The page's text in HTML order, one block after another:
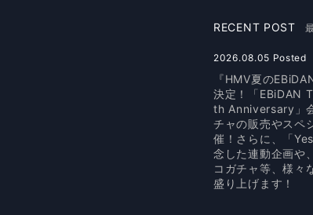
RECENT POST
2026.08.05 Posted
『HMV夏の
決定！「EBiDAN
th Anniversary」
チャの販売やスペ
催！さらに、「
念した連動企画や
コガチャ等、様々
盛り上げます！